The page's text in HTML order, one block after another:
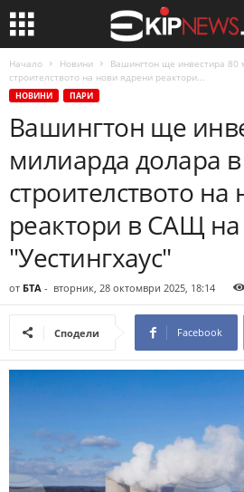
Начало Новини
Вашингтон ще инвестира 80
строителството на нови ядрени реактори...
НОВИНИ ПАРИ
Вашингтон ще
милиарда долара в
строителството
реактори в САЩ на
"Уестингхаус"
от БТА - вторник, 28 октомври 2025, 18:14
Сподели Facebook